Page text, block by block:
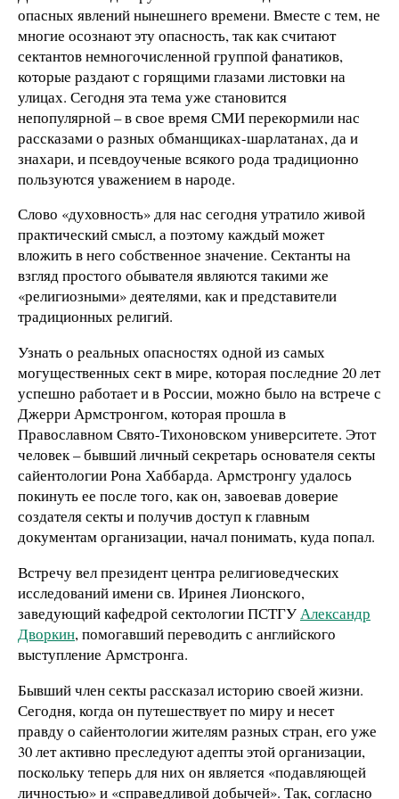
опасных явлений нынешнего времени. Вместе с тем, не
многие осознают эту опасность, так как считают
сектантов немногочисленной группой фанатиков,
которые раздают с горящими глазами листовки на
улицах. Сегодня эта тема уже становится
непопулярной – в свое время СМИ перекормили нас
рассказами о разных обманщиках-шарлатанах, да и
знахари, и псевдоученые всякого рода традиционно
пользуются уважением в народе.
Слово «духовность» для нас сегодня утратило живой
практический смысл, а поэтому каждый может
вложить в него собственное значение. Сектанты на
взгляд простого обывателя являются такими же
«религиозными» деятелями, как и представители
традиционных религий.
Узнать о реальных опасностях одной из самых
могущественных сект в мире, которая последние 20 лет
успешно работает и в России, можно было на встрече с
Джерри Армстронгом, которая прошла в
Православном Свято-Тихоновском университете. Этот
человек – бывший личный секретарь основателя секты
сайентологии Рона Хаббарда. Армстронгу удалось
покинуть ее после того, как он, завоевав доверие
создателя секты и получив доступ к главным
документам организации, начал понимать, куда попал.
Встречу вел президент центра религиоведческих
исследований имени св. Иринея Лионского,
заведующий кафедрой сектологии ПСТГУАлександр
Дворкин, помогавший переводить с английского
выступление Армстронга.
Бывший член секты рассказал историю своей жизни.
Сегодня, когда он путешествует по миру и несет
правду о сайентологии жителям разных стран, его уже
30 лет активно преследуют адепты этой организации,
поскольку теперь для них он является «подавляющей
личностью» и «справедливой добычей». Так, согласно